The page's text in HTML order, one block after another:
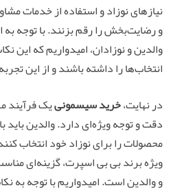
نیازهای نوزاد و استفاده از خدمات
و رضایت‌بخش را رقم بزنند. با توجه
والدین و نوزادان، امیدواریم که این
انتخاب‌ها را داشته باشند و از این
در نهایت،خرید سیسمونییک فرآیند
دقت و توجه ویژه‌ای دارد. والدین باید
محصولات را برای نوزاد خود انتخاب
ویژه برند بی بی اسپرت، گزینه‌ای
و والدین است. امیدواریم با توجه به